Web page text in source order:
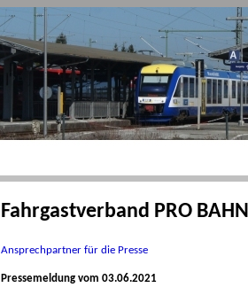
Fahrgastverband PRO
Ansprechpartner für die Presse
Pressemeldung vom 03.06.2021